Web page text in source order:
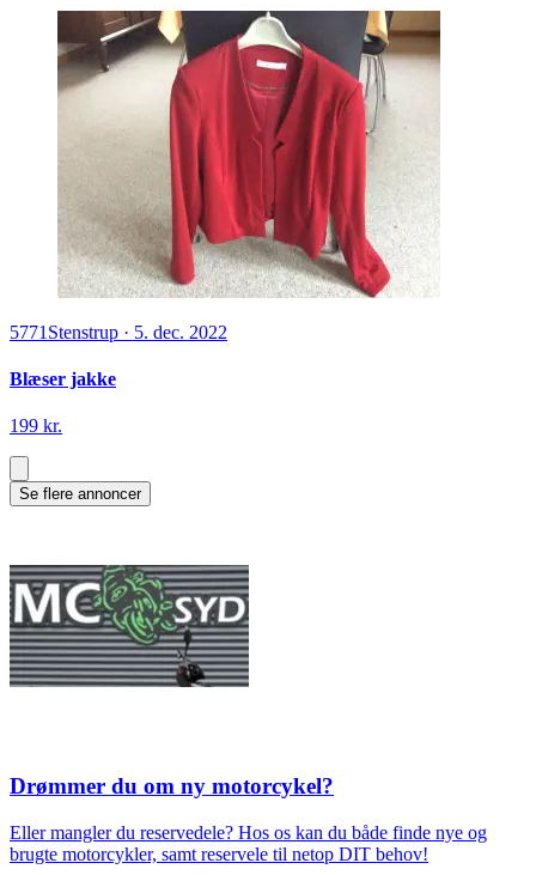
5771 Stenstrup · 5. dec. 2022
Blæser jakke
199 kr.
Se flere annoncer
Drømmer du om ny motorcykel?
Eller mangler du reservedele? Hos os kan du både finde nye og
brugte motorcykler, samt reservele til netop DIT behov!